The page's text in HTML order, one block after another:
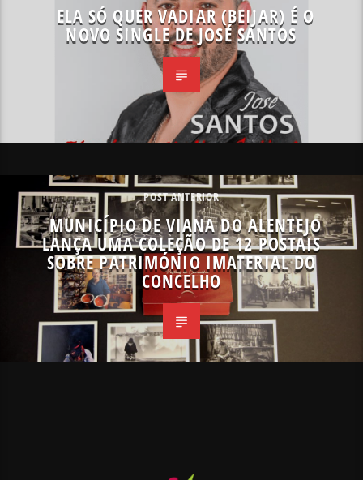
ELA SÓ QUER VADIAR (BEIJAR) É O
NOVO SINGLE DE JOSÉ SANTOS
POST ANTERIOR
MUNICÍPIO DE VIANA DO ALENTEJO
LANÇA UMA COLEÇÃO DE 12 POSTAIS
SOBRE PATRIMÓNIO IMATERIAL DO
CONCELHO